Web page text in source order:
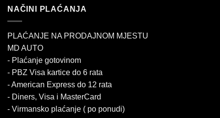
NAČINI PLAĆANJA
PLAĆANJE NA PRODAJNOM MJESTU
MD AUTO
- Plaćanje gotovinom
- PBZ Visa kartice do 6 rata
- American Express do 12 rata
- Diners, Visa i MasterCard
- Virmansko plaćanje ( po ponudi)